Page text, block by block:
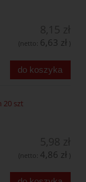
(netto: 6,63 zł )
do koszyka
20 szt
(netto: 4,86 zł )